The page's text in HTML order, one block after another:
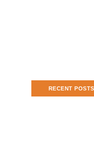
RECENT POSTS